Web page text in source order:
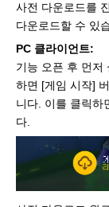
사전 다운로드를
다운로드할 수 있
PC 클라이언트:
기능 오픈 후 먼저
하면 [게임 시작]
니다. 이를 클릭하
다.